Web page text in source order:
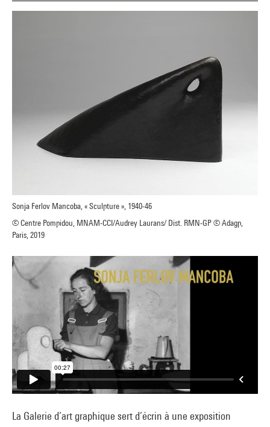
Sonja Ferlov Mancoba, « Sculpture », 1940-46
© Centre Pompidou, MNAM-CCI/Audrey Laurans/ Dist. RMN-GP © Adagp,
Paris, 2019
La Galerie d’art graphique sert d’écrin à une exposition